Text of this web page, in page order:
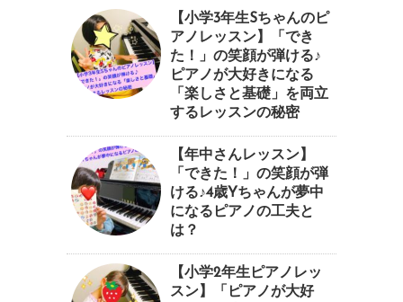
【小学3年生Sちゃんのピ
アノレッスン】「でき
た！」の笑顔が弾ける♪
ピアノが大好きになる
「楽しさと基礎」を両立
するレッスンの秘密
【年中さんレッスン】
「できた！」の笑顔が弾
ける♪4歳Yちゃんが夢中
になるピアノの工夫と
は？
【小学2年生ピアノレッ
スン】「ピアノが大好